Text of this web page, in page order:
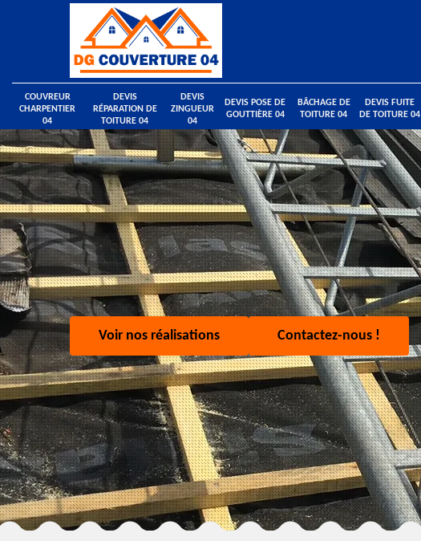
COUVREUR
CHARPENTIER
04
DEVIS
RÉPARATION DE
TOITURE 04
DEVIS
ZINGUEUR
04
DEVIS POSE DE
GOUTTIÈRE 04
BÂCHAGE DE
TOITURE 04
DEVIS FUITE
DE TOITURE 04
Voir nos réalisations Contactez-nous !